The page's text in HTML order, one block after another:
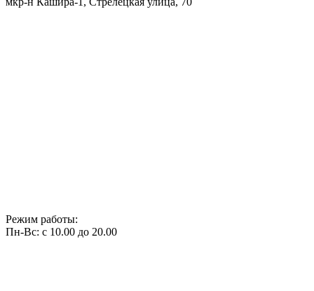
Режим работы:
Пн-Вс: с 10.00 до 20.00